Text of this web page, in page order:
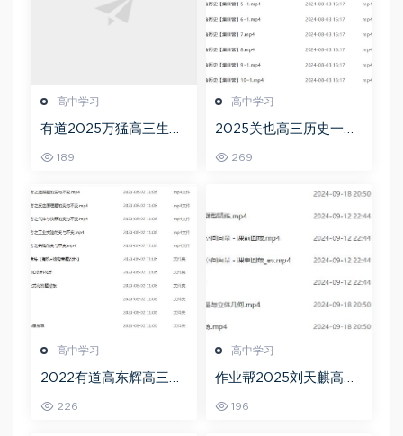
高中学习
有道2025万猛高三生物
教程
189
高中学习
2025关也高三历史一轮
教程
269
高中学习
2022有道高东辉高三化
频教程+讲义+点睛班
226
高中学习
作业帮2025刘天麒高二
196